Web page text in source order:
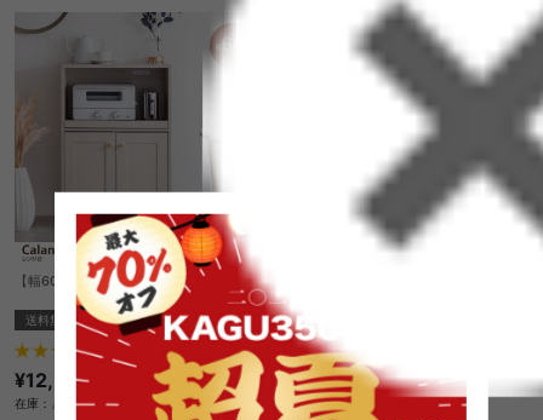
【幅60cm】Calan レンジ台
送料無料 オススメ
¥12,599
在庫：△
ウンター
送料無料
クーポン利用で
¥26,130→¥22,210
在庫：△